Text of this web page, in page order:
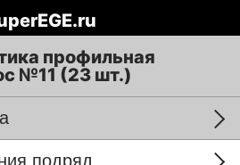
профильная
№11 (23 шт.)
подряд